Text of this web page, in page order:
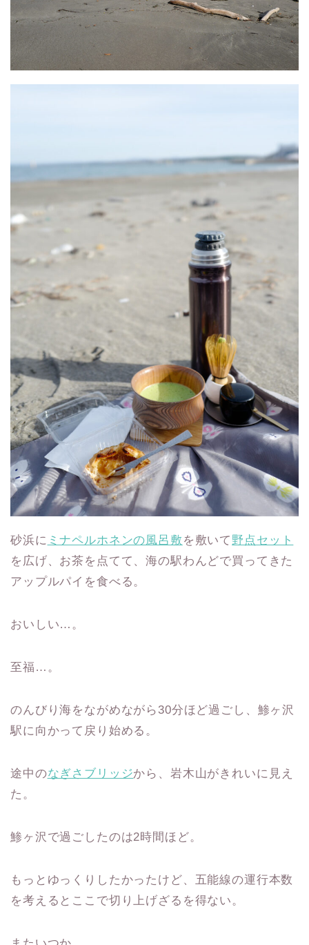
砂浜に ミナペルホネンの風呂敷 を敷いて 野点セット
を広げ、お茶を点てて、海の駅わんどで買ってきた
アップルパイを食べる。
おいしい…。
至福…。
のんびり海をながめながら30分ほど過ごし、鯵ヶ沢
駅に向かって戻り始める。
途中のなぎさブリッジから、岩木山がきれいに見え
た。
鯵ヶ沢で過ごしたのは2時間ほど。
もっとゆっくりしたかったけど、五能線の運行本数
を考えるとここで切り上げざるを得ない。